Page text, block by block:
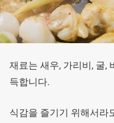
재료는 새우, 가리비, 굴,
득합니다.
식감을 즐기기 위해서라